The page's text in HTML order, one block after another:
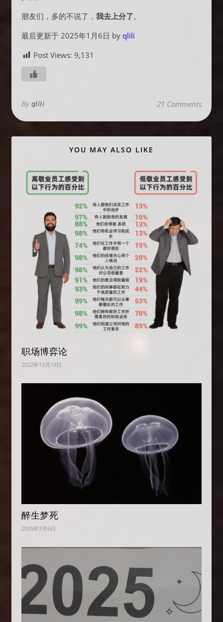
朋友们，多的不说了， 我去上分了。
最后更新于 2025年1月6日 by qlili
Post Views: 9,131
By qlili 21 Comments
YOU MAY ALSO LIKE
职场博弈论
2022年12月19日
醉生梦死
2025年7月6日